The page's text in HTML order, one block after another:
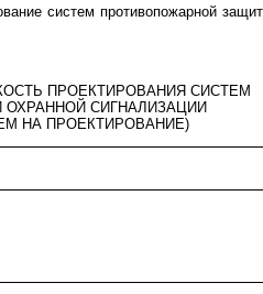
систем противопожарной
ПРОЕКТИРОВАНИЯ СИСТЕМ
СИГНАЛИЗАЦИИ
НА ПРОЕКТИРОВАНИЕ)